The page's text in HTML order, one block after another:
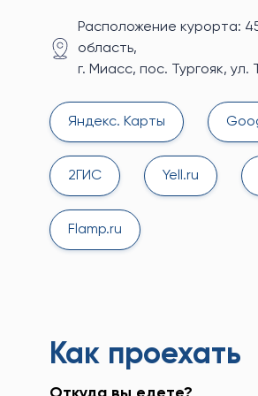
Расположение курорта:
область,
г. Миасс, пос. Тургояк, ул.
Яндекс. Карты
2ГИС Yell.ru
Flamp.ru
Как проехать